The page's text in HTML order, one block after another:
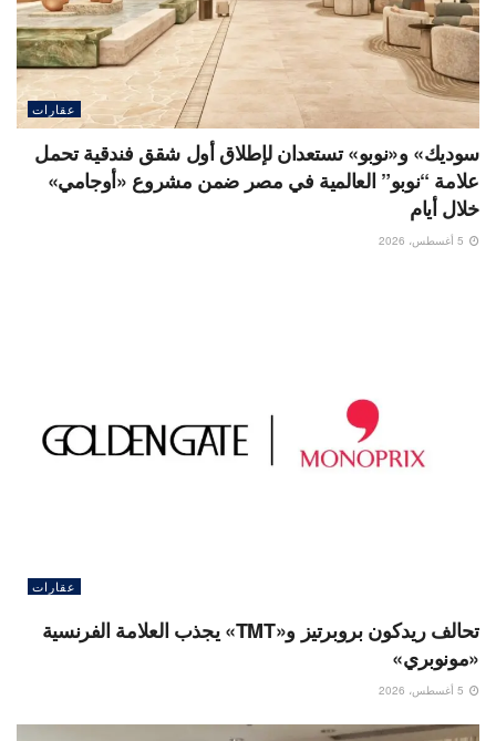
عقارات
سوديك» و«نوبو» تستعدان لإطلاق أول شقق فندقية تحمل
علامة “نوبو” العالمية في مصر ضمن مشروع «أوجامي»
خلال أيام
عقارات
تحالف ريدكون بروبرتيز و«TMT» يجذب العلامة الفرنسية
«مونوبري»